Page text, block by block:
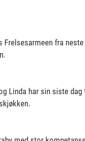
fra
Linda har sin siste